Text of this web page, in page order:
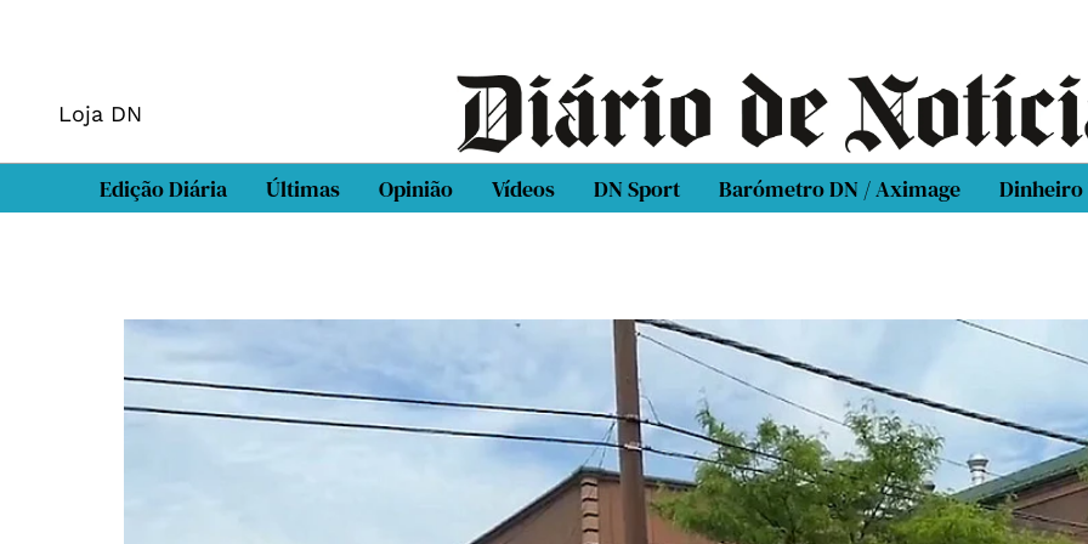
Loja DN
Edição Diária Últimas Opinião Vídeos DN Sport Barómetro DN / Aximage Dinheiro